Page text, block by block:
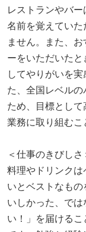
レストランやバー
名前を覚えていた
ません。また、
ーをいただいた
してやりがいを
た、全国レベル
ため、目標とし
業務に取り組むこ
＜仕事のきびしさ
料理やドリンク
いとベストなも
いしかった、で
い！」を届ける